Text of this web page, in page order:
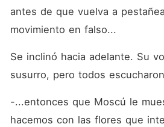
antes de que vuelva a
movimiento en falso...
Se inclinó hacia adelante. Su
susurro, pero todos
-...entonces que Moscú le
hacemos con las flores que